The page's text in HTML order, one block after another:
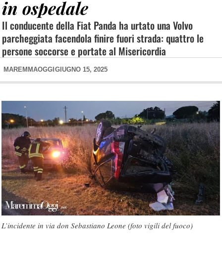
in ospedale
Il conducente della Fiat Panda ha urtato una Volvo
parcheggiata facendola finire fuori strada: quattro le
persone soccorse e portate al Misericordia
MAREMMAOGGI GIUGNO 15, 2025
L’incidente in via don Sebastiano Leone (foto vigili del fuoco)